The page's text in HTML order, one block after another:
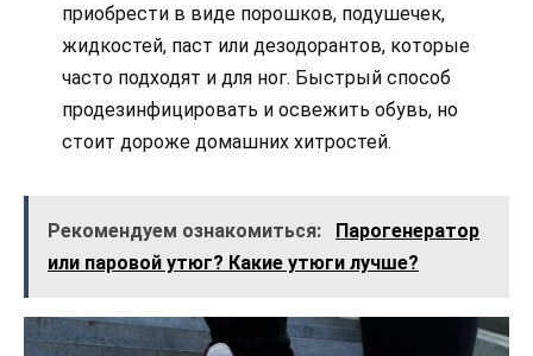
приобрести в виде порошков, подушечек,
жидкостей, паст или дезодорантов, которые
часто подходят и для ног. Быстрый способ
продезинфицировать и освежить обувь, но
стоит дороже домашних хитростей.
Рекомендуем ознакомиться:
Парогенератор
или паровой утюг? Какие утюги лучше?